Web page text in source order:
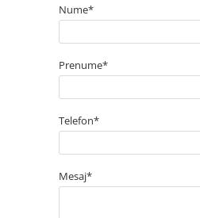
Nume*
Prenume*
Telefon*
Mesaj*